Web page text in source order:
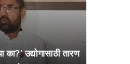
का?’ उद्योगासाठी तारण